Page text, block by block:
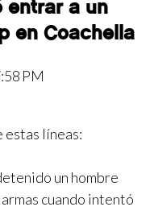
entrar a un
en Coachella
PM
estas líneas:
un hombre
cuando intentó